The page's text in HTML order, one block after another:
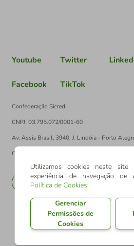
Youtube Twitter
Facebook TikTok
Confederação Sicredi
CNPJ: 03.795.072/0001-60
Av. Assis Brasil, 3940, J. Lindóia - Porto
CEP: 91010-003
EN
Utilizamos cookies neste site
experiência de navegação de
Política de Cookies.
Gerenciar
Permissões de
Cookies